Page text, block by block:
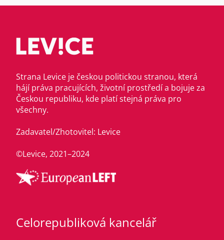
Strana Levice je českou politickou stranou, která
hájí práva pracujících, životní prostředí a bojuje za
Českou republiku, kde platí stejná práva pro
všechny.
Zadavatel/Zhotovitel: Levice
©Levice, 2021–2024
Celorepubliková kancelář